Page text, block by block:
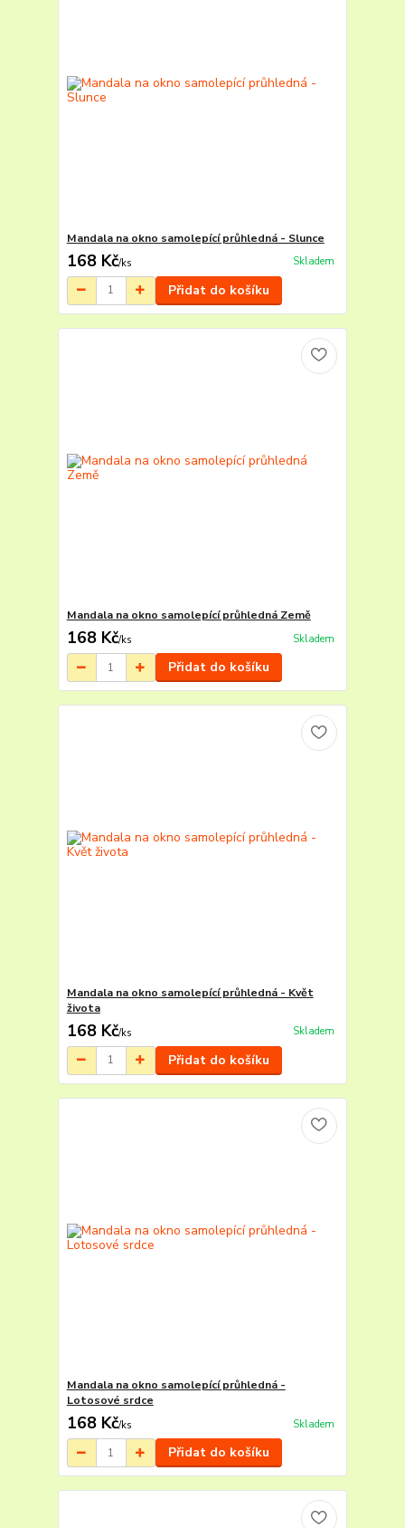
Mandala na okno samolepící průhledná - Slunce
168 Kč/ks Skladem
Přidat do košíku
Mandala na okno samolepící průhledná Země
168 Kč/ks Skladem
Přidat do košíku
Mandala na okno samolepící průhledná - Květ
života
168 Kč/ks Skladem
Přidat do košíku
Mandala na okno samolepící průhledná -
Lotosové srdce
168 Kč/ks Skladem
Přidat do košíku